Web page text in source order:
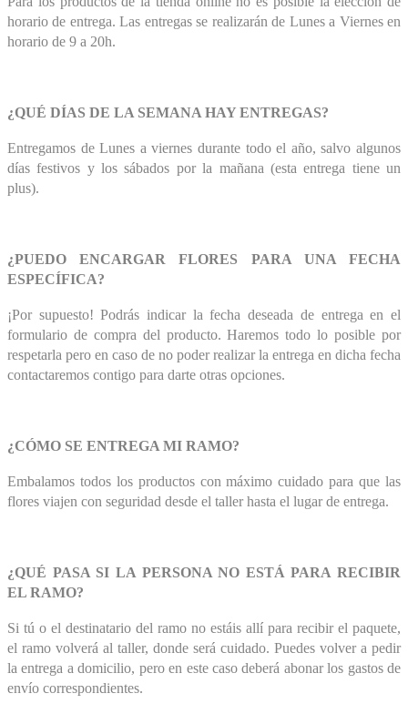
horario de entrega. Las entregas se realizarán de Lunes a Viernes en
horario de 9 a 20h.
¿QUÉ DÍAS DE LA SEMANA HAY ENTREGAS?
Entregamos de Lunes a viernes durante todo el año, salvo algunos
días festivos y los sábados por la mañana (esta entrega tiene un
plus).
¿PUEDO ENCARGAR FLORES PARA UNA FECHA
ESPECÍFICA?
¡Por supuesto! Podrás indicar la fecha deseada de entrega en el
formulario de compra del producto. Haremos todo lo posible por
respetarla pero en caso de no poder realizar la entrega en dicha fecha
contactaremos contigo para darte otras opciones.
¿CÓMO SE ENTREGA MI RAMO?
Embalamos todos los productos con máximo cuidado para que las
flores viajen con seguridad desde el taller hasta el lugar de entrega.
¿QUÉ PASA SI LA PERSONA NO ESTÁ PARA RECIBIR
EL RAMO?
Si tú o el destinatario del ramo no estáis allí para recibir el paquete,
el ramo volverá al taller, donde será cuidado. Puedes volver a pedir
la entrega a domicilio, pero en este caso deberá abonar los gastos de
envío correspondientes.